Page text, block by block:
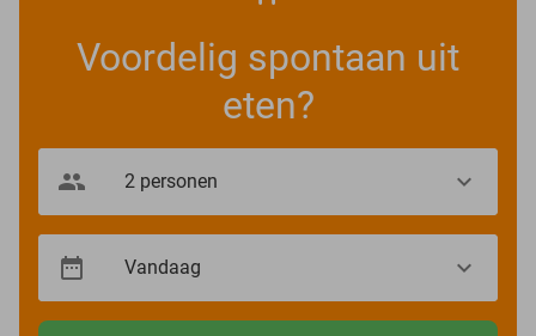
Voordelig spontaan uit
eten?